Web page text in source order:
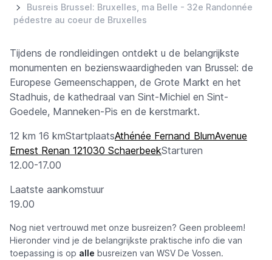
Busreis Brussel: Bruxelles, ma Belle - 32e Randonnée
pédestre au coeur de Bruxelles
Tijdens de rondleidingen ontdekt u de belangrijkste
monumenten en bezienswaardigheden van Brussel: de
Europese Gemeenschappen, de Grote Markt en het
Stadhuis, de kathedraal van Sint-Michiel en Sint-
Goedele, Manneken-Pis en de kerstmarkt.
12 km 16 kmStartplaatsAthénée Fernand BlumAvenue
Ernest Renan 121030 SchaerbeekStarturen
12.00-17.00
Laatste aankomstuur
19.00
Nog niet vertrouwd met onze busreizen? Geen probleem!
Hieronder vind je de belangrijkste praktische info die van
toepassing is op alle busreizen van WSV De Vossen.